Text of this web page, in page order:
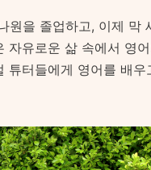
원을 졸업하고, 이제 막
자유로운 삶 속에서 영
튜터들에게 영어를 배우